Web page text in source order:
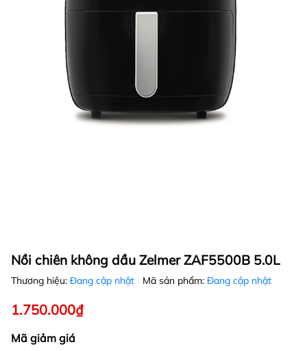
Nồi chiên không dầu Zelmer ZAF5500B 5.0L
Thương hiệu: Đang cập nhật Mã sản phẩm: Đang cập nhật
1.750.000₫
Mã giảm giá